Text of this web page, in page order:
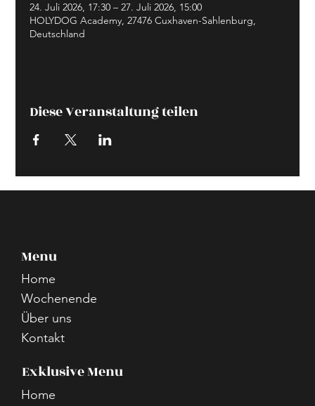
24. Juli 2026, 17:30 – 27. Juli 2026, 15:00
HOLYDOG Academy, 27476 Cuxhaven-Sahlenburg,
Deutschland
Diese Veranstaltung teilen
Menu
Home
Wochenende
Über uns
Kontakt
Exklusive Menu
Home